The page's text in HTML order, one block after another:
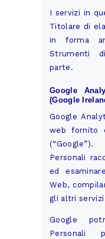
I servizi in
Titolare di
in forma
Strumenti
parte.
Google
(Google
Google
web fornito
Personali
ed
Web,
gli altri
Google
Personali